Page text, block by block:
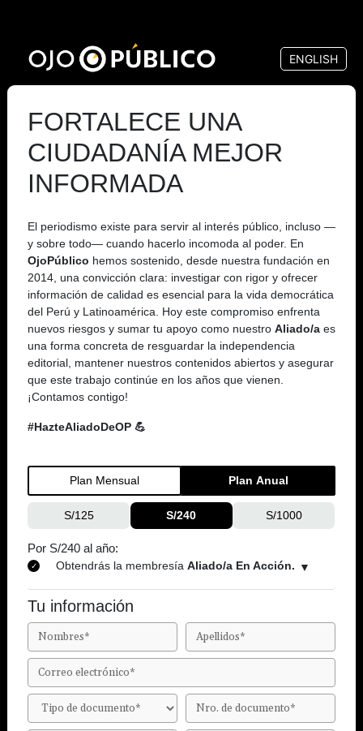
contenido
principal
ENGLISH
FORTALECE UNA
CIUDADANÍA MEJOR
INFORMADA
El periodismo existe para servir al interés público, incluso —
y sobre todo— cuando hacerlo incomoda al poder. En
OjoPúblico hemos sostenido, desde nuestra fundación en
2014, una convicción clara: investigar con rigor y ofrecer
información de calidad es esencial para la vida democrática
del Perú y Latinoamérica. Hoy este compromiso enfrenta
nuevos riesgos y sumar tu apoyo como nuestro Aliado/a es
una forma concreta de resguardar la independencia
editorial, mantener nuestros contenidos abiertos y asegurar
que este trabajo continúe en los años que vienen.
¡Contamos contigo!
#HazteAliadoDeOP 💪
Plan Mensual Plan Anual
S/125 S/240 S/1000
Por S/240 al año:
Obtendrás la membresía Aliado/a En Acción.
Tu información